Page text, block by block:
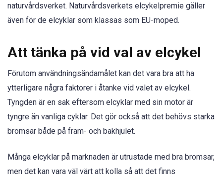
naturvårdsverket. Naturvårdsverkets elcykelpremie gäller
även för de elcyklar som klassas som EU-moped.
Att tänka på vid val av elcykel
Förutom användningsändamålet kan det vara bra att ha
ytterligare några faktorer i åtanke vid valet av elcykel.
Tyngden är en sak eftersom elcyklar med sin motor är
tyngre än vanliga cyklar. Det gör också att det behövs starka
bromsar både på fram- och bakhjulet.
Många elcyklar på marknaden är utrustade med bra bromsar,
men det kan vara väl värt att kolla så att det finns